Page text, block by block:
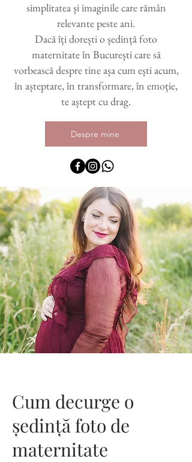
simplitatea și imaginile care rămân
relevante peste ani.
Dacă îți dorești o ședință foto
maternitate în București care să
vorbească despre tine așa cum ești acum,
în așteptare, în transformare, în emoție,
te aștept cu drag.
Despre mine
Cum decurge o
ședință foto de
maternitate